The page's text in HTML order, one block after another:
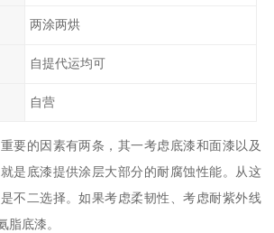
两涂两烘
自提代运均可
自营
要的因素有两条，其一考虑底漆和面漆以及
是底漆提供涂层大部分的耐腐蚀性能。从这
不二选择。如果考虑柔韧性、考虑耐紫外线
脂底漆。